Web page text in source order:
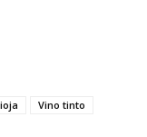
Vino tinto